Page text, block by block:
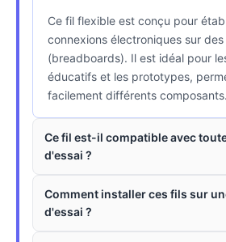
Ce fil flexible est conçu pour
connexions électroniques sur
(breadboards). Il est idéal pour
éducatifs et les prototypes,
facilement différents composants.
Ce fil est-il compatible avec
d'essai ?
Comment installer ces fils sur
d'essai ?